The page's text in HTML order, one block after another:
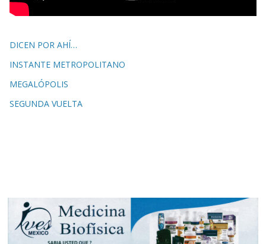
DICEN POR AHÍ…
INSTANTE METROPOLITANO
MEGALÓPOLIS
SEGUNDA VUELTA